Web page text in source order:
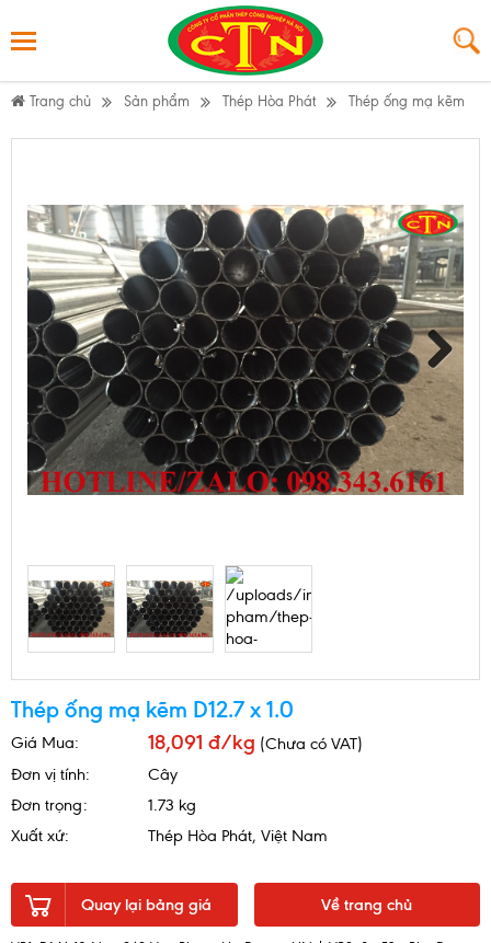
Trang chủ Sản phẩm Thép Hòa Phát Thép ống mạ kẽm
Next
Thép ống mạ kẽm D12.7 x 1.0
Giá Mua: 18,091 đ/kg (Chưa có VAT)
Đơn vị tính:
Cây
Đơn trọng:
1.73 kg
Xuất xứ:
Thép Hòa Phát, Việt Nam
Quay lại bảng giá Về trang chủ